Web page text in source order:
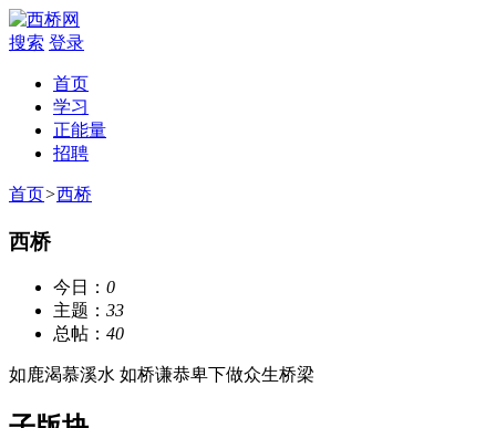
搜索 登录
首页
学习
正能量
招聘
首页>西桥
西桥
今日： 0
主题： 33
总帖： 40
如鹿渴慕溪水 如桥谦恭卑下做众生桥梁